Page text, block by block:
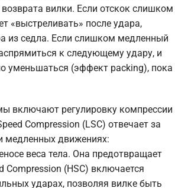
возврата вилки. Если отскок слишком
«выстреливать» после удара,
из седла. Если слишком медленный
к следующему удару, и
уменьшаться (эффект packing), пока
включают регулировку компрессии
Compression (LSC) отвечает за
медленных движениях:
веса тела. Она предотвращает
Compression (HSC) включается
ударах, позволяя вилке быть